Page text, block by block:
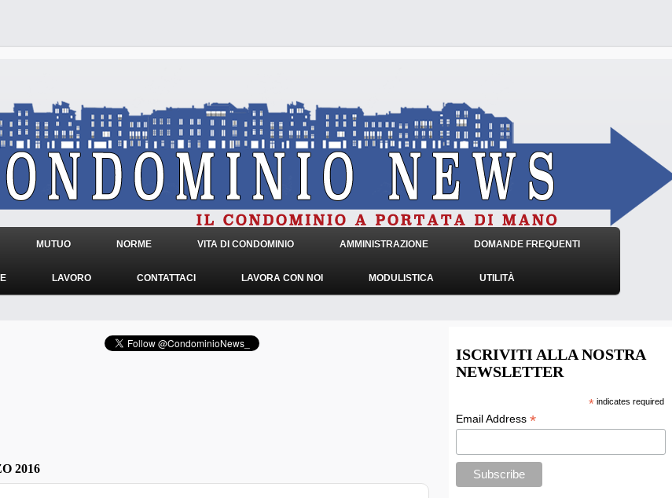
MUTUO NORME VITA DI CONDOMINIO AMMINISTRAZIONE DOMANDE FREQUENTI
LAVORO CONTATTACI LAVORA CON NOI MODULISTICA UTILITÀ
2016
ISCRIVITI ALLA NOSTRA
NEWSLETTER
*indicates required
Email Address *